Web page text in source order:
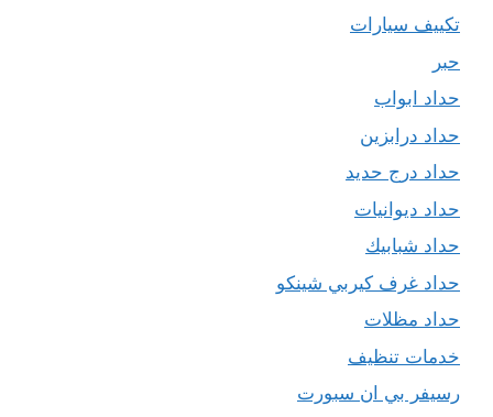
تكييف سيارات
حبر
حداد ابواب
حداد درابزين
حداد درج حديد
حداد ديوانيات
حداد شبابيك
حداد غرف كيربي شينكو
حداد مظلات
خدمات تنظيف
رسيفر بي ان سبورت